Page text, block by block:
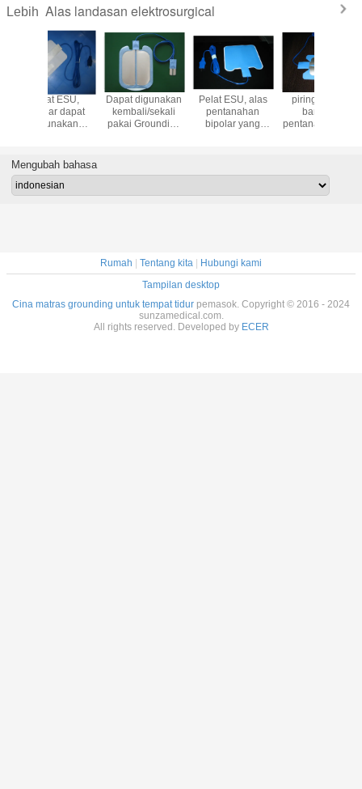
Lebih Alas landasan elektrosurgical
Dapat digunakan
kembali/sekali
pakai Grounding
(steker 6.3MM),
dewasa
dengan ERBE,
Pelat ESU, alas
pentanahan
bipolar yang
piring pasien,
bantalan
pentanahan anak
anak, bantalan
bipolar
kembali,
khusus
Mengubah bahasa
Rumah | Tentang kita | Hubungi kami
Tampilan desktop
Cina matras grounding untuk tempat tidur pemasok. Copyright © 2016 - 2024
sunzamedical.com.
All rights reserved. Developed by ECER